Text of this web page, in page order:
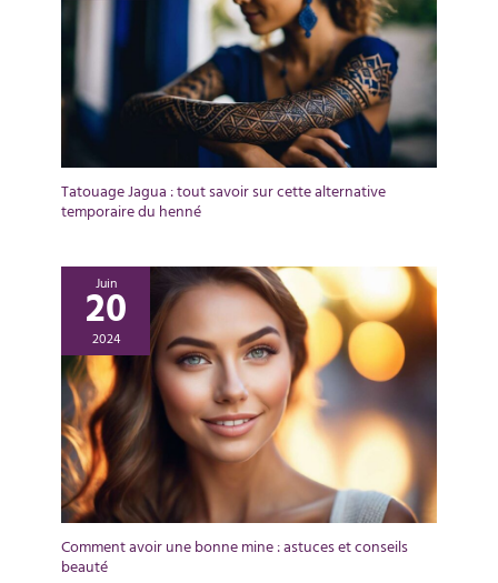
Tatouage Jagua : tout savoir sur cette alternative
temporaire du henné
Juin
20
2024
Comment avoir une bonne mine : astuces et conseils
beauté